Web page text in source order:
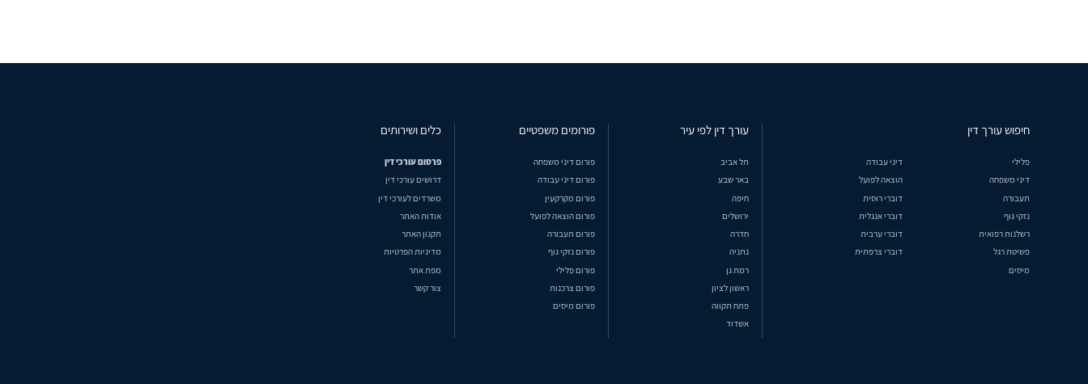
חיפוש עורך דין
פלילי
דיני עבודה
דיני משפחה
הוצאה לפועל
תעבורה
דוברי רוסית
נזקי גוף
דוברי אנגלית
רשלנות רפואית
דוברי ערבית
פשיטת רגל
דוברי צרפתית
מיסים
עורך דין לפי עיר
תל אביב
באר שבע
חיפה
ירושלים
חדרה
נתניה
רמת גן
ראשון לציון
פתח תקווה
אשדוד
פורומים משפטיים
פורום דיני משפחה
פורום דיני עבודה
פורום מקרקעין
פורום הוצאה לפועל
פורום תעבורה
פורום נזקי גוף
פורום פלילי
פורום צרכנות
פורום מיסים
כלים ושירותים
פרסום עורכי דין
דרושים עורכי דין
משרדים לעורכי דין
אודות האתר
תקנון האתר
מדיניות הפרטיות
מפת אתר
צור קשר